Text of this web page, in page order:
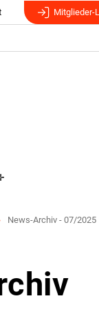
Mitglieder-
News-Archiv - 07/2025